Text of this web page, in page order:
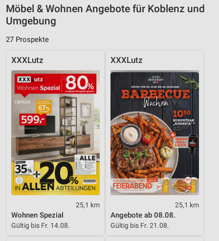
Möbel & Wohnen Angebote für Koblenz und
Umgebung
27 Prospekte
XXXLutz
25,1 km
Wohnen Spezial
Gültig bis Fr. 14.08.
XXXLutz
25,1 km
Angebote ab 08.08.
Gültig bis Fr. 21.08.